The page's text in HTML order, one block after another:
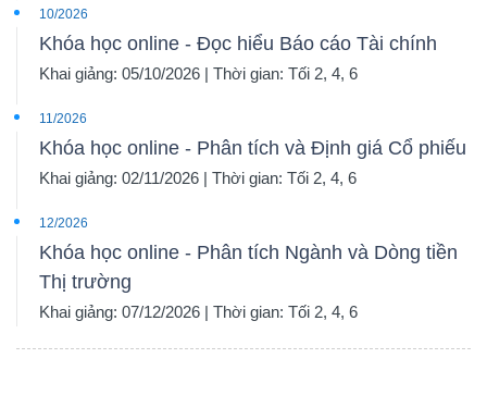
10/2026
Khóa học online - Đọc hiểu Báo cáo Tài chính
Khai giảng: 05/10/2026 | Thời gian: Tối 2, 4, 6
11/2026
Khóa học online - Phân tích và Định giá Cổ phiếu
Khai giảng: 02/11/2026 | Thời gian: Tối 2, 4, 6
12/2026
Khóa học online - Phân tích Ngành và Dòng tiền
Thị trường
Khai giảng: 07/12/2026 | Thời gian: Tối 2, 4, 6